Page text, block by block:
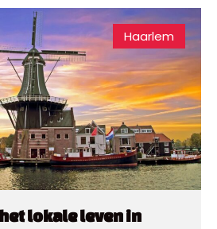
Haarlem
lokale leven in